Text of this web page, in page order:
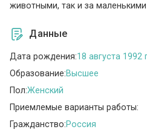
животными, так и за маленькими
Данные
Дата рождения:18 августа 1992
Образование:Высшее
Пол:Женский
Приемлемые варианты работы:
Гражданство:Россия